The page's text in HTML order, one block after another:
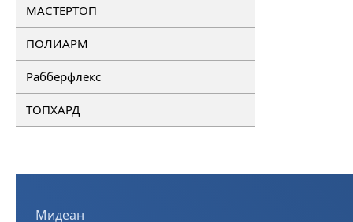
МАСТЕРТОП
ПОЛИАРМ
Рабберфлекс
ТОПХАРД
Мидеан